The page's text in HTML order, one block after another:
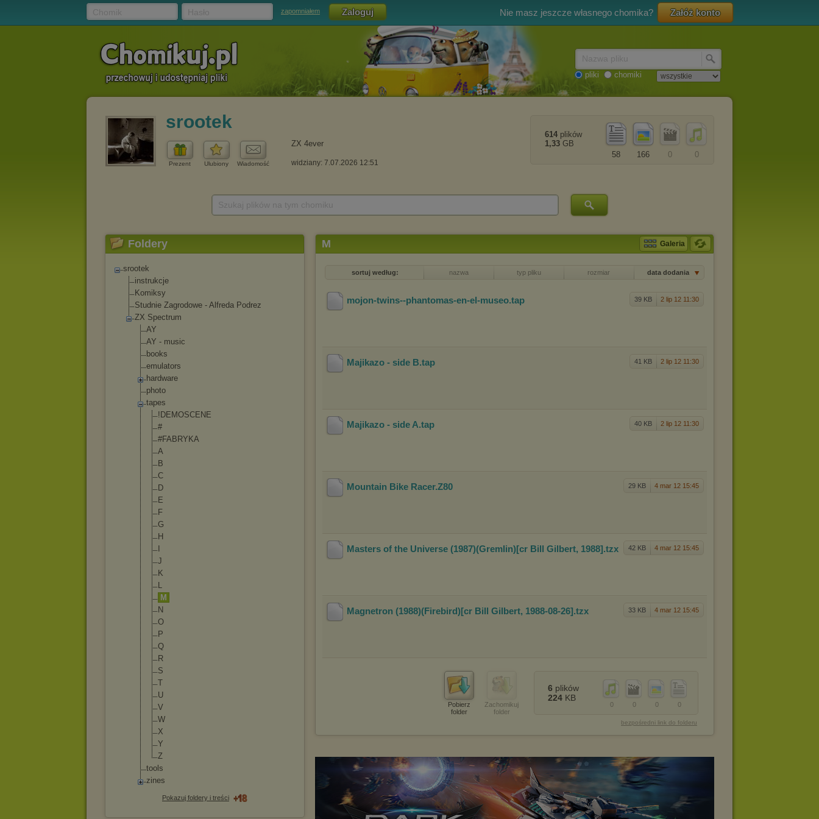
zapomniałem Nie masz jeszcze własnego chomika? Załóż konto
pliki chomiki
srootek
Prezent Ulubiony Wiadomość
ZX 4ever
widziany: 7.07.2026 12:51
0
0
166
58
614 plików
1,33 GB
Foldery
srootek
instrukcje
Komiksy
Studnie Zagrodowe - Alfreda Podrez
ZX Spectrum
AY
AY - music
books
emulators
hardware
photo
tapes
!DEMOSCENE
#
#FABRYKA
A
B
C
D
E
F
G
H
J
K
L
M
N
O
P
Q
R
S
T
U
V
W
X
Y
Z
tools
zines
Pokazuj foldery i treści
M Galeria
sortuj według: nazwa typ pliku rozmiar data dodania
39 KB 2 lip 12 11:30
mojon-twins--phantomas-en-el-museo.tap
41 KB 2 lip 12 11:30
Majikazo - side B.tap
40 KB 2 lip 12 11:30
Majikazo - side A.tap
29 KB 4 mar 12 15:45
Mountain Bike Racer.Z80
42 KB 4 mar 12 15:45
Masters of the Universe (1987)(Gremlin)[cr Bill Gilbert, 1988].tzx
33 KB 4 mar 12 15:45
Magnetron (1988)(Firebird)[cr Bill Gilbert, 1988-08-26] .tzx
Pobierz
folder
Zachomikuj
folder
0
0
0
0
6 plików
224 KB
bezpośredni link do folderu